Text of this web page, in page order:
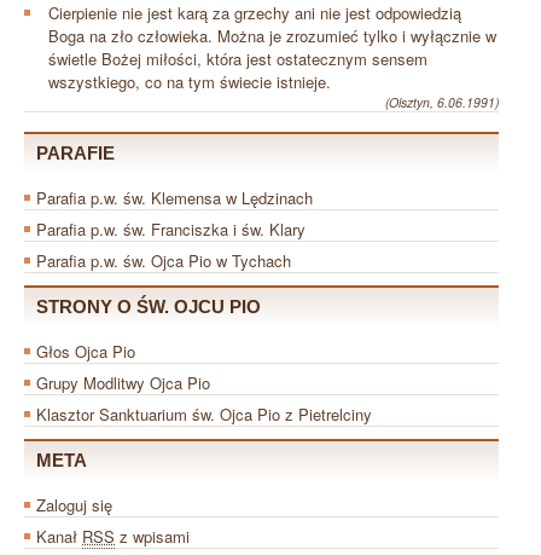
Cierpienie nie jest karą za grzechy ani nie jest odpowiedzią
Boga na zło człowieka. Można je zrozumieć tylko i wyłącznie w
świetle Bożej miłości, która jest ostatecznym sensem
wszystkiego, co na tym świecie istnieje.
(Olsztyn, 6.06.1991)
PARAFIE
Parafia p.w. św. Klemensa w Lędzinach
Parafia p.w. św. Franciszka i św. Klary
Parafia p.w. św. Ojca Pio w Tychach
STRONY O ŚW. OJCU PIO
Głos Ojca Pio
Grupy Modlitwy Ojca Pio
Klasztor Sanktuarium św. Ojca Pio z Pietrelciny
META
Zaloguj się
Kanał RSS z wpisami